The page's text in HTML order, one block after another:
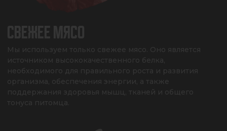
СВЕЖЕЕ МЯСО
Мы используем только свежее мясо. Оно является
источником высококачественного белка,
необходимого для правильного роста и развития
организма, обеспечения энергии, а также
поддержания здоровья мышц, тканей и общего
тонуса питомца.